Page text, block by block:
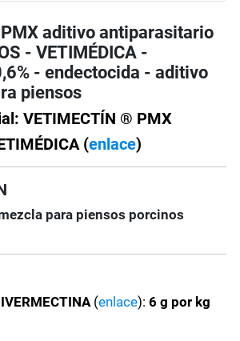
PMX aditivo antiparasitario
- VETIMÉDICA -
- endectocida - aditivo
piensos
VETIMECTÍN ® PMX
(enlace)
para piensos porcinos
IVERMECTINA (enlace):6 g por kg